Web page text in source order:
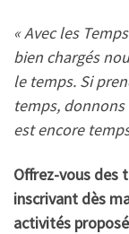
« Avec les
bien chargés
le temps. Si
temps, donnons
est encore
Offrez-vous des
inscrivant dès
activités